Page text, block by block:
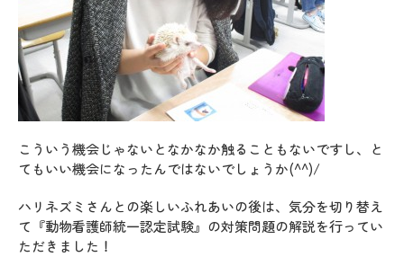
こういう機会じゃないとなかなか触ることもないですし、と
てもいい機会になったんではないでしょうか(^^)/
ハリネズミさんとの楽しいふれあいの後は、気分を切り替え
て『動物看護師統一認定試験』の対策問題の解説を行ってい
ただきました！